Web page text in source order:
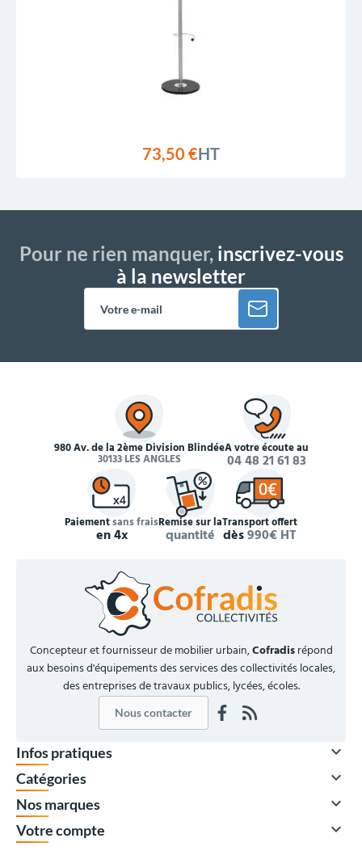
73,50 €HT
Pour ne rien manquer,inscrivez-vous
à la newsletter
980 Av. de la 2ème Division Blindée
30133 LES ANGLES
À votre écoute au
04 48 21 61 83
Paiementsans frais
en 4x
Remise sur la
quantité
Transport offert
dès990€ HT
Concepteur et fournisseur de mobilier urbain,Cofradisrépond
aux besoins d'équipements des services des collectivités locales,
des entreprises de travaux publics, lycées, écoles.
Nous contacter
Infos pratiques 
Catégories 
Nos marques 
Votre compte 